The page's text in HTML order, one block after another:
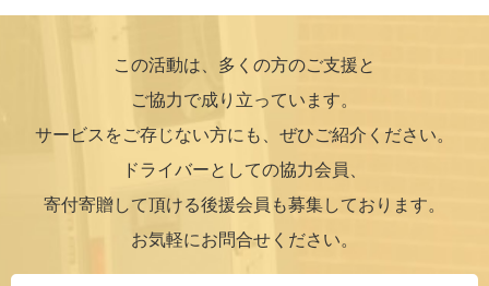
この活動は、多くの方のご支援と
ご協力で成り立っています。
サービスをご存じない方にも、ぜひご紹介ください。
ドライバーとしての協力会員、
寄付寄贈して頂ける後援会員も募集しております。
お気軽にお問合せください。